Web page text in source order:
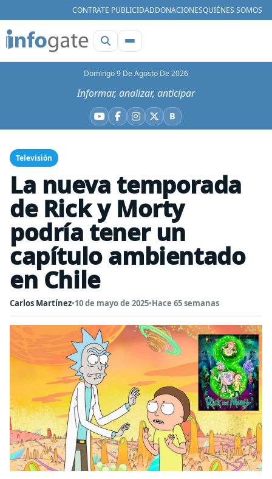
CONTRATE PUBLICIDADDONACIONESQUIÉNES SOMOS
Domingo 9 De Agosto De 2026
Informar, analizar, anticipar
YouTube
Facebook
Instagram
X BBluesky
Televisión
La nueva temporada
de Rick y Morty
podría tener un
capítulo ambientado
en Chile
Carlos Martínez•10 de mayo de 2025•Hace 65 semanas